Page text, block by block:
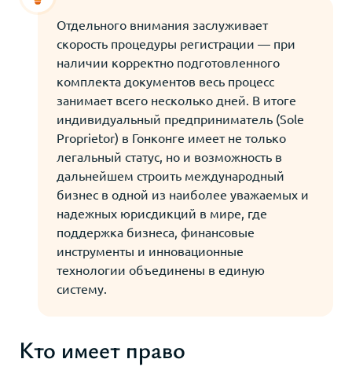
Отдельного внимания заслуживает
скорость процедуры регистрации — при
наличии корректно подготовленного
комплекта документов весь процесс
занимает всего несколько дней. В итоге
индивидуальный предприниматель (Sole
Proprietor) в Гонконге имеет не только
легальный статус, но и возможность в
дальнейшем строить международный
бизнес в одной из наиболее уважаемых и
надежных юрисдикций в мире, где
поддержка бизнеса, финансовые
инструменты и инновационные
технологии объединены в единую
систему.
Кто имеет право